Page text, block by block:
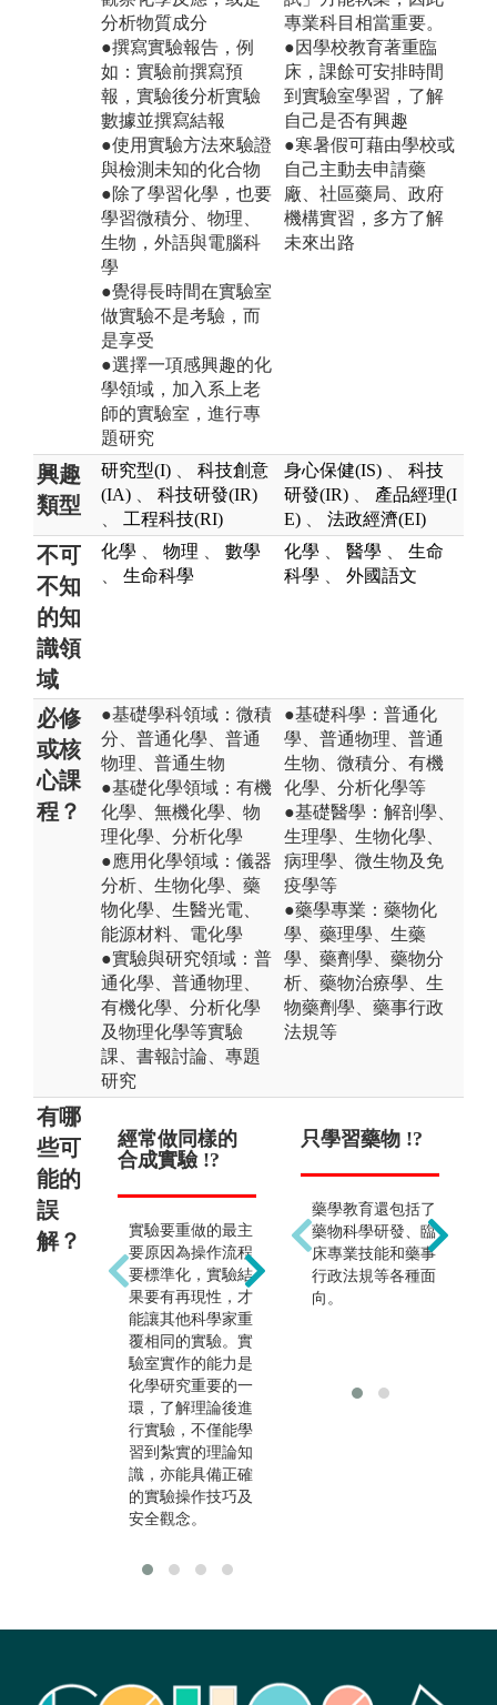
分析物質成分
●撰寫實驗報告，例
如：實驗前撰寫預
報，實驗後分析實驗
數據並撰寫結報
●使用實驗方法來驗證
與檢測未知的化合物
●除了學習化學，也要
學習微積分、物理、
生物，外語與電腦科
學
●覺得長時間在實驗室
做實驗不是考驗，而
是享受
●選擇一項感興趣的化
學領域，加入系上老
師的實驗室，進行專
題研究
專業科目相當重要。
●因學校教育著重臨
床，課餘可安排時間
到實驗室學習，了解
自己是否有興趣
●寒暑假可藉由學校或
自己主動去申請藥
廠、社區藥局、政府
機構實習，多方了解
未來出路
興趣
類型
研究型(I)
科技創意
(IA)
科技研發(IR)
工程科技(RI)
身心保健(IS)
科技
研發(IR)
產品經理(I
E)
法政經濟(EI)
不可
不知
的知
識領
域
化學 物理
數學
生命科學
化學 醫學
生命
科學
外國語文
必修
或核
心課
程？
●基礎學科領域：微積
分、普通化學、普通
物理、普通生物
●基礎化學領域：有機
化學、無機化學、物
理化學、分析化學
●應用化學領域：儀器
分析、生物化學、藥
物化學、生醫光電、
能源材料、電化學
●實驗與研究領域：普
通化學、普通物理、
有機化學、分析化學
及物理化學等實驗
課、書報討論、專題
研究
●基礎科學：普通化
學、普通物理、普通
生物、微積分、有機
化學、分析化學等
●基礎醫學：解剖學、
生理學、生物化學、
病理學、微生物及免
疫學等
●藥學專業：藥物化
學、藥理學、生藥
學、藥劑學、藥物分
析、藥物治療學、生
物藥劑學、藥事行政
法規等
有哪
些可
能的
誤
解？
經常做同樣的
合成實驗 !?
實驗要重做的最主
要原因為操作流程
要標準化，實驗結
果要有再現性，才
能讓其他科學家重
覆相同的實驗。實
驗室實作的能力是
化學研究重要的一
環，了解理論後進
行實驗，不僅能學
習到紮實的理論知
識，亦能具備正確
的實驗操作技巧及
安全觀念。
不需修習物理
程 !?
未來的研究都是跨
領域的科學。理學
院學生需要學習並
的微觀行為與特
只學習藥物 !?
藥學教育還包括了
藥物科學研發、臨
床專業技能和藥事
行政法規等各種面
向。